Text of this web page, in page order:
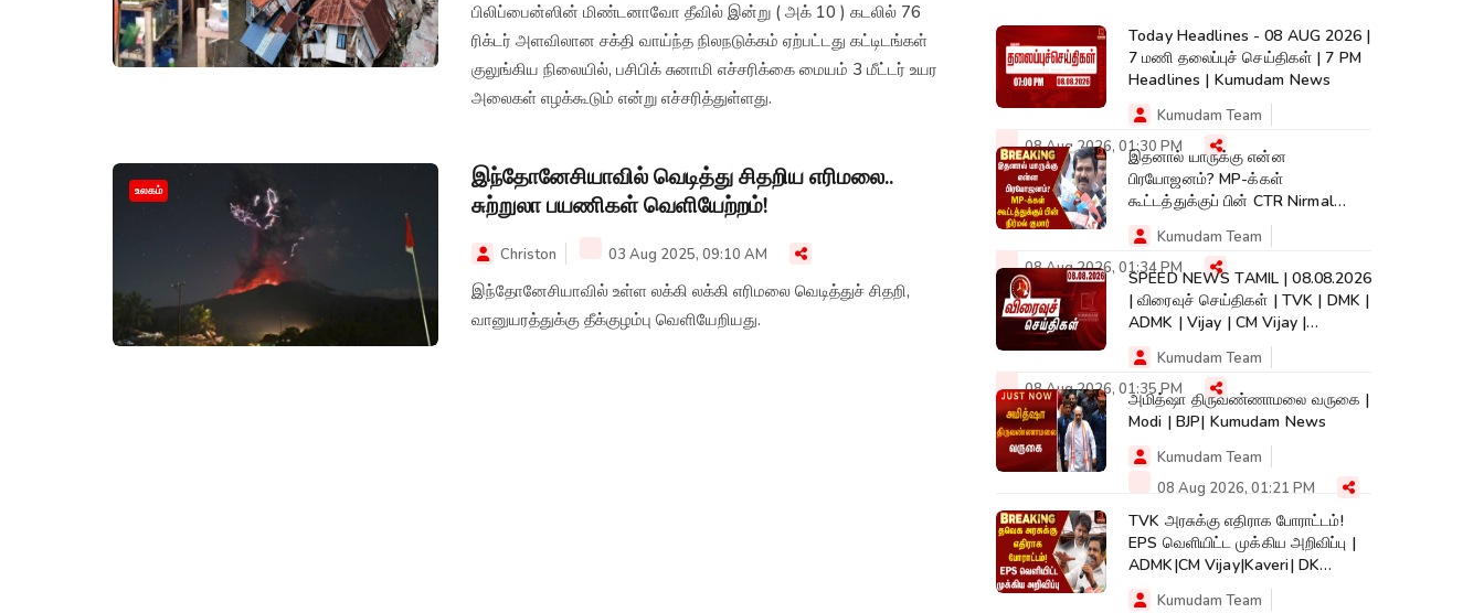
பிலிப்பைன்ஸின் மிண்டனாவோ தீவில் இன்று ( அக் 10 ) கடலில் 76
ரிக்டர் அளவிலான சக்தி வாய்ந்த நிலநடுக்கம் ஏற்பட்டது கட்டிடங்கள்
குலுங்கிய நிலையில், பசிபிக் சுனாமி எச்சரிக்கை மையம் 3 மீட்டர் உயர
அலைகள் எழக்கூடும் என்று எச்சரித்துள்ளது.
உலகம்
இந்தோனேசியாவில் வெடித்து சிதறிய எரிமலை..
சுற்றுலா பயணிகள் வெளியேற்றம்!
Christon 03 Aug 2025, 09:10 AM
இந்தோனேசியாவில் உள்ள லக்கி லக்கி எரிமலை வெடித்துச் சிதறி,
வானுயரத்துக்கு தீக்குழம்பு வெளியேறியது.
Today Headlines - 08 AUG 2026 |
7 மணி தலைப்புச் செய்திகள் | 7 PM
Headlines | Kumudam News
Kumudam Team
08 Aug 2026, 01:30 PMஇதனால் யாருக்கு என்ன
பிரயோஜனம்? MP-க்கள்
கூட்டத்துக்குப் பின் CTR Nirmal
Kumar | TVK | CM Vijay
Kumudam Team
08 Aug 2026, 01:34 PMSPEED NEWS TAMIL | 08.08.2026
| விரைவுச் செய்திகள் | TVK | DMK |
ADMK | Vijay | CM Vijay |
Kumudam
Kumudam Team
08 Aug 2026, 01:35 PMஅமித்ஷா திருவண்ணாமலை வருகை |
Modi | BJP| Kumudam News
Kumudam Team
08 Aug 2026, 01:21 PM
TVK அரசுக்கு எதிராக போராட்டம்!
EPS வெளியிட்ட முக்கிய அறிவிப்பு |
ADMK|CM Vijay|Kaveri| DK
Shivakumar
Kumudam Team